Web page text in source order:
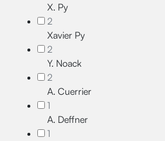
X. Py
2
Xavier Py
2
Y. Noack
2
A. Cuerrier
1
A. Deffner
1